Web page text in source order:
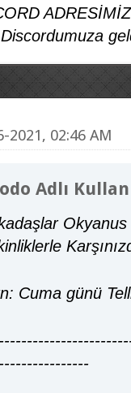
2021, 02:46 AM
Adlı
Cuma günü